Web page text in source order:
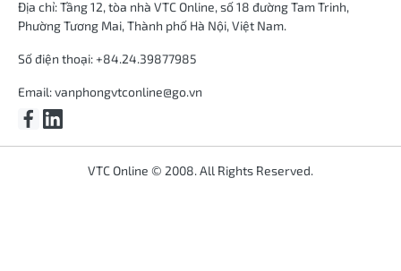
Địa chỉ: Tầng 12, tòa nhà VTC Online, số 18 đường Tam Trinh,
Phường Tương Mai, Thành phố Hà Nội, Việt Nam.
Số điện thoại: +84.24.39877985
Email:vanphongvtconline@go.vn
VTC Online © 2008. All Rights Reserved.